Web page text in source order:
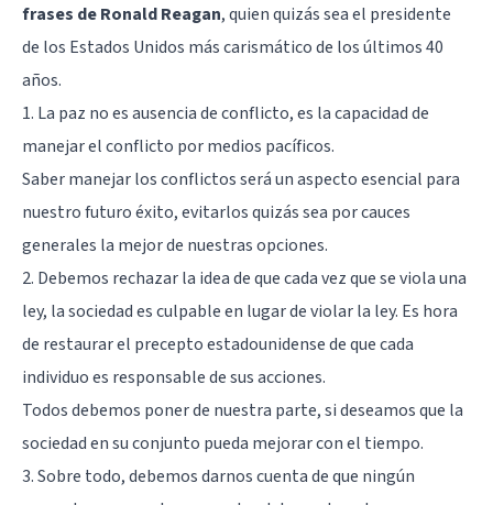
frases de Ronald Reagan, quien quizás sea el presidente
de los Estados Unidos más carismático de los últimos 40
años.
1. La paz no es ausencia de conflicto, es la capacidad de
manejar el conflicto por medios pacíficos.
Saber manejar los conflictos será un aspecto esencial para
nuestro futuro éxito, evitarlos quizás sea por cauces
generales la mejor de nuestras opciones.
2. Debemos rechazar la idea de que cada vez que se viola una
ley, la sociedad es culpable en lugar de violar la ley. Es hora
de restaurar el precepto estadounidense de que cada
individuo es responsable de sus acciones.
Todos debemos poner de nuestra parte, si deseamos que la
sociedad en su conjunto pueda mejorar con el tiempo.
3. Sobre todo, debemos darnos cuenta de que ningún